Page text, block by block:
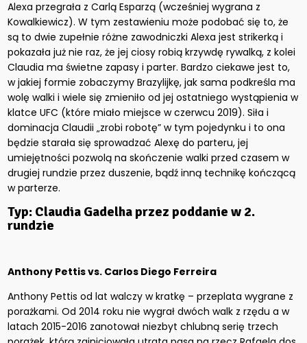
Alexa przegrała z Carlą Esparzą (wcześniej wygrana z
Kowalkiewicz). W tym zestawieniu może podobać się to, że
są to dwie zupełnie różne zawodniczki Alexa jest strikerką i
pokazała już nie raz, że jej ciosy robią krzywdę rywalką, z kolei
Claudia ma świetne zapasy i parter. Bardzo ciekawe jest to,
w jakiej formie zobaczymy Brazylijkę, jak sama podkreśla ma
wolę walki i wiele się zmieniło od jej ostatniego wystąpienia w
klatce UFC (które miało miejsce w czerwcu 2019). Siła i
dominacja Claudii „zrobi robotę” w tym pojedynku i to ona
będzie starała się sprowadzać Alexę do parteru, jej
umiejętności pozwolą na skończenie walki przed czasem w
drugiej rundzie przez duszenie, bądź inną technikę kończącą
w parterze.
Typ: Claudia Gadelha przez poddanie w 2.
rundzie
Anthony Pettis vs. Carlos Diego Ferreira
Anthony Pettis od lat walczy w kratkę – przeplata wygrane z
porażkami. Od 2014 roku nie wygrał dwóch walk z rzędu a w
latach 2015-2016 zanotował niezbyt chlubną serię trzech